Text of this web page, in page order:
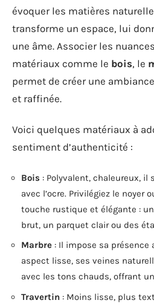
évoquer les matières
transforme un espace, lui
une âme. Associer les
matériaux comme le bois, le
permet de créer une
et raffinée.
Voici quelques matériaux à
sentiment d’authenticité :
Bois : Polyvalent, chaleureux, il
avec l’ocre. Privilégiez le noyer
touche rustique et élégante :
brut, un parquet clair ou des
Marbre : Il impose sa présence
aspect lisse, ses veines
avec les tons chauds, offrant
Travertin : Moins lisse, plus